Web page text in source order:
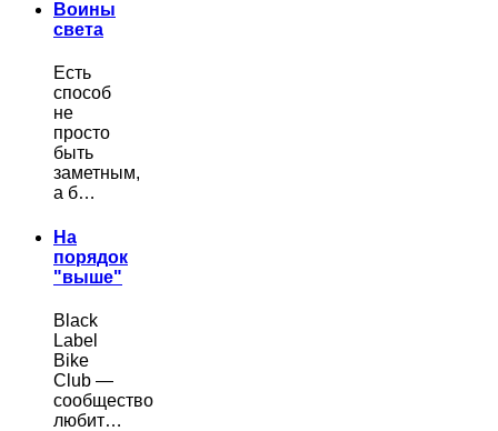
Воины
света
Есть
способ
не
просто
быть
заметным,
а б…
На
порядок
"выше"
Black
Label
Bike
Club —
сообщество
любит…